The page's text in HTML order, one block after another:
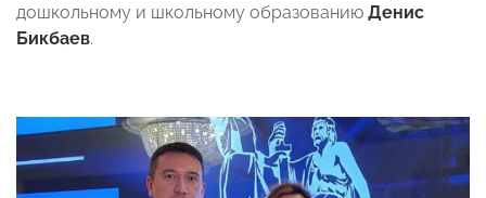
дошкольному и школьному образованию Денис
Бикбаев.